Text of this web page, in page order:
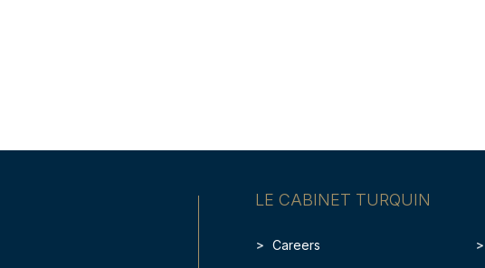
LE CABINET TURQUIN
Careers